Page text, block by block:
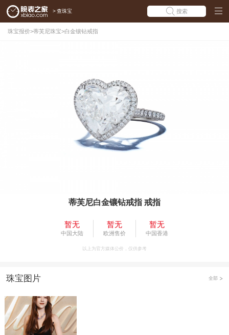
> 查珠宝 搜索
珠宝报价>蒂芙尼珠宝>白金镶钻戒指
蒂芙尼白金镶钻戒指 戒指
暂无
中国大陆
暂无
欧洲售价
暂无
中国香港
以上为官方媒体公价，仅供参考
珠宝图片 全部